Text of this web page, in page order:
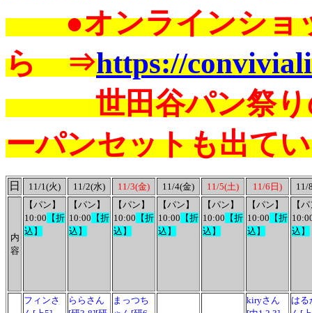
●オンラインショッ
ら ⇒https://
世田谷パン祭りの
ーパンセットも出て
日 11/1(火) 11/2(水) 11/3(金) 11/4(金) 11/5(土) 11/6日) 11/
内
容
【パン】
10:00 【折
込】
【パン】
10:00 【折
込】
【パン】
10:00 【折
込】
【パン】
10:00 【折
込】
【パン】
10:00 【折
込】
【パン】
10:00 【折
込】
【
込】
フィンさ
ららさん
まっつち
kiryさん
はる